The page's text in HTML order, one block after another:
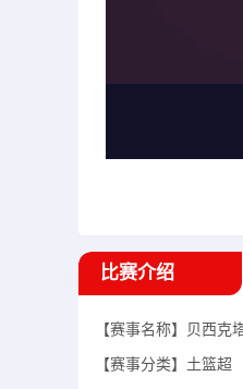
比赛介绍
【赛事名称】 贝西克
【赛事分类】 土篮超